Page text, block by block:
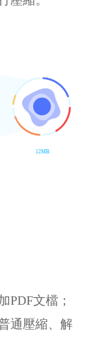
12MB
PDF文檔；
通壓縮、解